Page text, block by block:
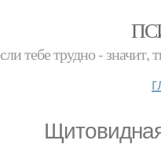
тебе трудно -